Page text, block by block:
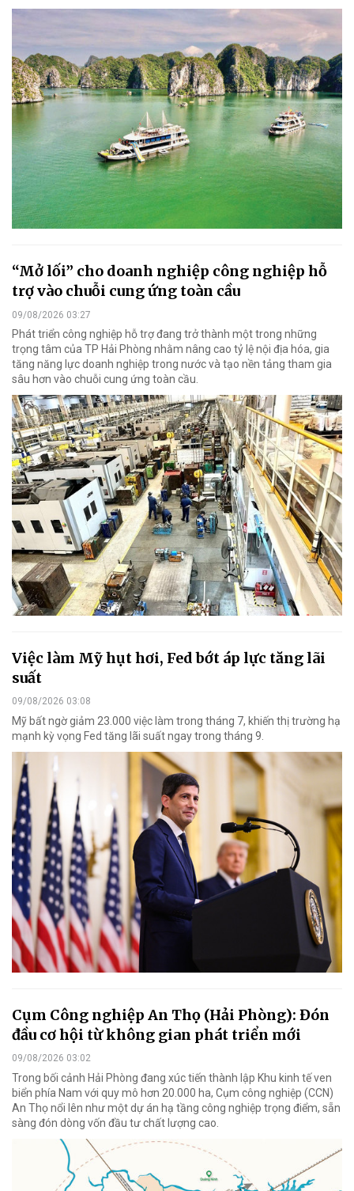
“Mở lối” cho doanh nghiệp công nghiệp hỗ
trợ vào chuỗi cung ứng toàn cầu
09/08/2026 03:27
Phát triển công nghiệp hỗ trợ đang trở thành một trong những
trọng tâm của TP Hải Phòng nhằm nâng cao tỷ lệ nội địa hóa, gia
tăng năng lực doanh nghiệp trong nước và tạo nền tảng tham gia
sâu hơn vào chuỗi cung ứng toàn cầu.
Việc làm Mỹ hụt hơi, Fed bớt áp lực tăng lãi
suất
09/08/2026 03:08
Mỹ bất ngờ giảm 23.000 việc làm trong tháng 7, khiến thị trường hạ
mạnh kỳ vọng Fed tăng lãi suất ngay trong tháng 9.
Cụm Công nghiệp An Thọ (Hải Phòng): Đón
đầu cơ hội từ không gian phát triển mới
09/08/2026 03:02
Trong bối cảnh Hải Phòng đang xúc tiến thành lập Khu kinh tế ven
biển phía Nam với quy mô hơn 20.000 ha, Cụm công nghiệp (CCN)
An Thọ nổi lên như một dự án hạ tầng công nghiệp trọng điểm, sẵn
sàng đón dòng vốn đầu tư chất lượng cao.